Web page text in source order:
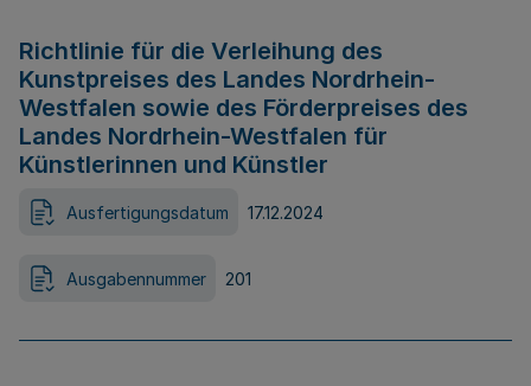
Richtlinie für die Verleihung des
Kunstpreises des Landes Nordrhein-
Westfalen sowie des Förderpreises des
Landes Nordrhein-Westfalen für
Künstlerinnen und Künstler
Ausfertigungsdatum 17.12.2024
Ausgabennummer 201